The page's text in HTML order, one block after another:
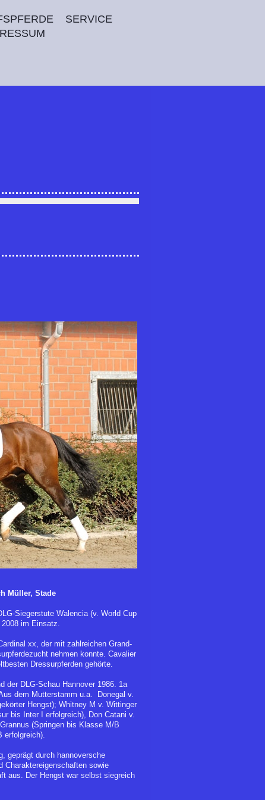
SERVICE
Müller, Stade
Siegerstute Walencia (v. World Cup
2008 im Einsatz.
xx, der mit zahlreichen Grand-
nehmen konnte. Cavalier
Dressurpferden gehörte.
der DLG-Schau Hannover 1986. 1a
dem Mutterstamm u.a. Donegal v.
Hengst); Whitney M v. Wittinger
bis Inter I erfolgreich), Don Catani v.
(Springen bis Klasse M/B
erfolgreich).
geprägt durch hannoversche
Charaktereigenschaften sowie
aus. Der Hengst war selbst siegreich